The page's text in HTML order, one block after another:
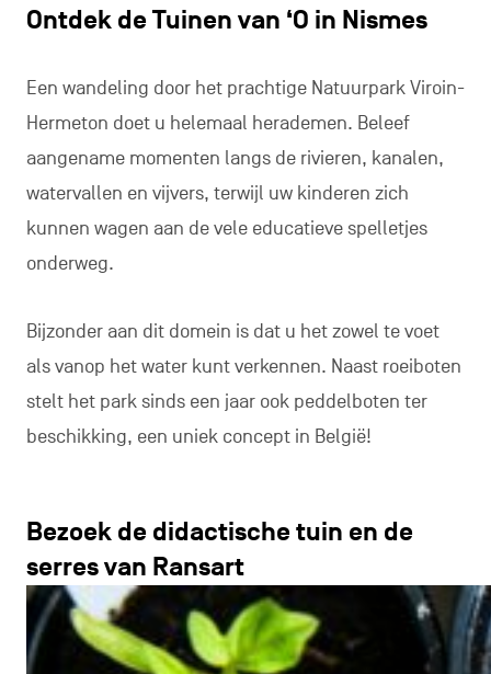
Ontdek de Tuinen van ‘O in Nismes
Een wandeling door het prachtige Natuurpark Viroin-
Hermeton doet u helemaal herademen. Beleef
aangename momenten langs de rivieren, kanalen,
watervallen en vijvers, terwijl uw kinderen zich
kunnen wagen aan de vele educatieve spelletjes
onderweg.
Bijzonder aan dit domein is dat u het zowel te voet
als vanop het water kunt verkennen. Naast roeiboten
stelt het park sinds een jaar ook peddelboten ter
beschikking, een uniek concept in België!
Bezoek de didactische tuin en de
serres van Ransart